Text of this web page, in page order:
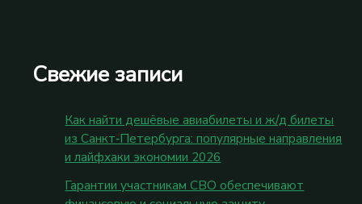
Свежие записи
Как найти дешёвые авиабилеты и ж/д билеты
из Санкт‑Петербурга: популярные направления
и лайфхаки экономии 2026
Гарантии участникам СВО обеспечивают